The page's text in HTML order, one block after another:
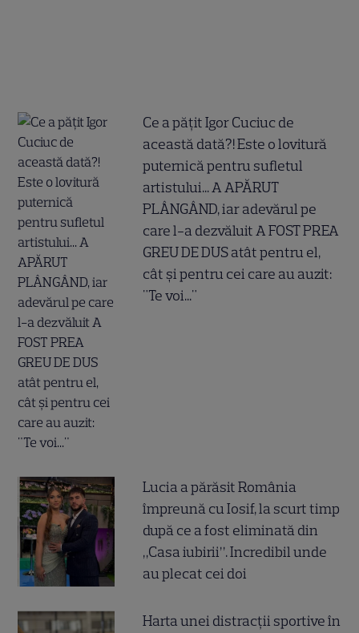
Ce a pățit Igor Cuciuc de
această dată?! Este o lovitură
puternică pentru sufletul
artistului... A APĂRUT
PLÂNGÂND, iar adevărul pe
care l-a dezvăluit A FOST PREA
GREU DE DUS atât pentru el,
cât și pentru cei care au auzit:
"Te voi..."
Lucia a părăsit România
împreună cu Iosif, la scurt timp
după ce a fost eliminată din
„Casa iubirii”. Incredibil unde
au plecat cei doi
Harta unei distracții sportive în